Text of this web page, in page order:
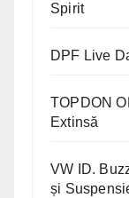
Spirit
DPF Live
TOPDON
Extinsă
VW ID.
și